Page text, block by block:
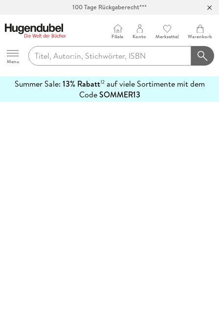
100 Tage Rückgaberecht***
Hugendubel
Menu
Filiale Konto Merkzettel Warenkorb
Summer Sale: 13% Rabatt12auf viele Sortimente mit dem
CodeSOMMER13
erfahren